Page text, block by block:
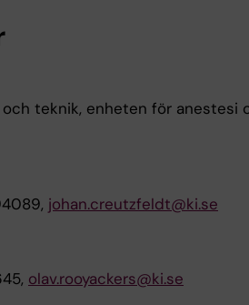
teknik, enheten för anestesi
johan.creutzfeldt@ki.se
olav.rooyackers@ki.se